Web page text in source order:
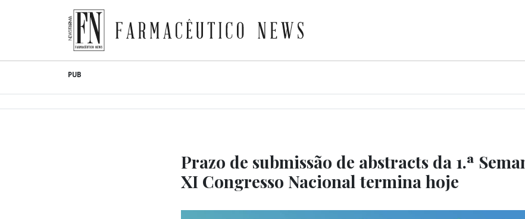
content
Farmacêutico News
PUB
Prazo de submissão de abstracts da 1.ª
XI Congresso Nacional termina hoje